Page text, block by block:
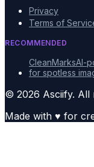
Privacy
Terms of
RECOMMENDED
CleanMarksAI-
for spotless
© 2026 Asciify. All
Made with ♥ for